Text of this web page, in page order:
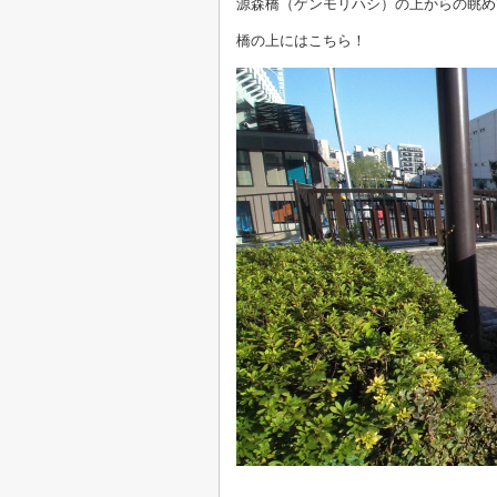
源森橋（ゲンモリハシ）の上からの眺
橋の上にはこちら！